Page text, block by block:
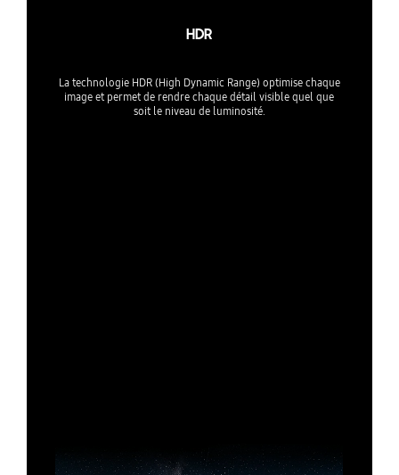
HDR
La technologie HDR (High Dynamic Range) optimise chaque
image et permet de rendre chaque détail visible quel que
soit le niveau de luminosité.